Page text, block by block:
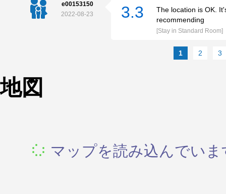
e00153150
2022-08-23
3.3
The location is OK.
recommending
[Stay in Standard Room]
1 2 3
地図
マップを読み込んでいま